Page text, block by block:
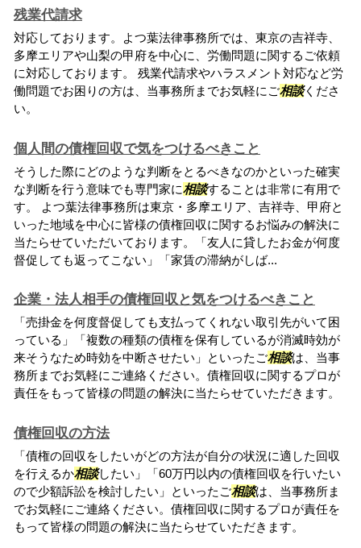
残業代請求
対応しております。よつ葉法律事務所では、東京の吉祥寺、
多摩エリアや山梨の甲府を中心に、労働問題に関するご依頼
に対応しております。 残業代請求やハラスメント対応など労
働問題でお困りの方は、当事務所までお気軽にご相談くださ
い。
個人間の債権回収で気をつけるべきこと
そうした際にどのような判断をとるべきなのかといった確実
な判断を行う意味でも専門家に相談することは非常に有用で
す。 よつ葉法律事務所は東京・多摩エリア、吉祥寺、甲府と
いった地域を中心に皆様の債権回収に関するお悩みの解決に
当たらせていただいております。「友人に貸したお金が何度
督促しても返ってこない」「家賃の滞納がしば...
企業・法人相手の債権回収と気をつけるべきこと
「売掛金を何度督促しても支払ってくれない取引先がいて困
っている」「複数の種類の債権を保有しているが消滅時効が
来そうなため時効を中断させたい」といったご相談は、当事
務所までお気軽にご連絡ください。債権回収に関するプロが
責任をもって皆様の問題の解決に当たらせていただきます。
債権回収の方法
「債権の回収をしたいがどの方法が自分の状況に適した回収
を行えるか相談したい」「60万円以内の債権回収を行いたい
ので少額訴訟を検討したい」といったご相談は、当事務所ま
でお気軽にご連絡ください。債権回収に関するプロが責任を
もって皆様の問題の解決に当たらせていただきます。